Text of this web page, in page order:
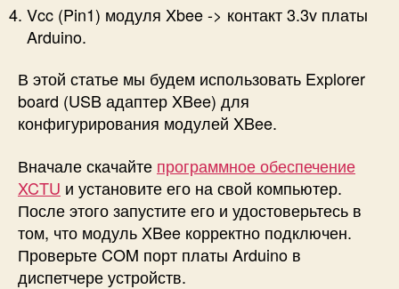
Vcc (Pin1) модуля Xbee -> контакт 3.3v платы
Arduino.
В этой статье мы будем использовать Explorer
board (USB адаптер XBee) для
конфигурирования модулей XBee.
Вначале скачайте программное обеспечение
XCTU и установите его на свой компьютер.
После этого запустите его и удостоверьтесь в
том, что модуль XBee корректно подключен.
Проверьте COM порт платы Arduino в
диспетчере устройств.